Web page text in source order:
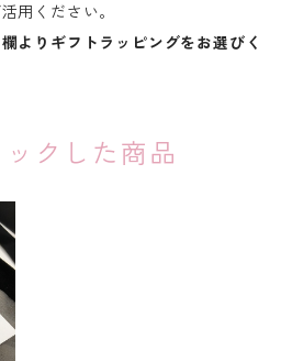
用ください。
よりギフトラッピングをお選びく
クした商品